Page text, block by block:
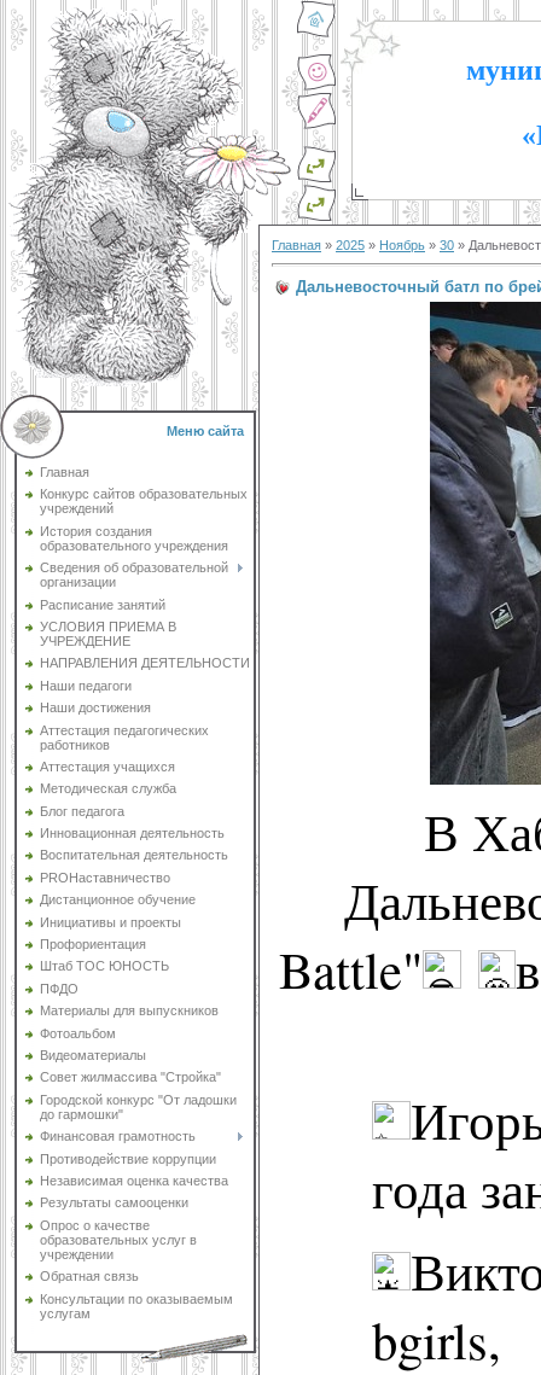
Меню сайта
Главная
Конкурс сайтов образовательных
учреждений
История создания
образовательного учреждения
Сведения об образовательной
организации
Расписание занятий
УСЛОВИЯ ПРИЕМА В
УЧРЕЖДЕНИЕ
НАПРАВЛЕНИЯ ДЕЯТЕЛЬНОСТИ
Наши педагоги
Наши достижения
Аттестация педагогических
работников
Аттестация учащихся
Методическая служба
Блог педагога
Инновационная деятельность
Воспитательная деятельность
PROНаставничество
Дистанционное обучение
Инициативы и проекты
Профориентация
Штаб ТОС ЮНОСТЬ
ПФДО
Материалы для выпускников
Фотоальбом
Видеоматериалы
Совет жилмассива "Стройка"
Городской конкурс "От ладошки
до гармошки"
Финансовая грамотность
Противодействие коррупции
Независимая оценка качества
Результаты самооценки
Опрос о качестве
образовательных услуг в
учреждении
Обратная связь
Консультации по оказываемым
услугам
Главная » 2025 » Ноябрь » 30 »
Дальневосточный батл по
В
Battle"
года
bgirls,